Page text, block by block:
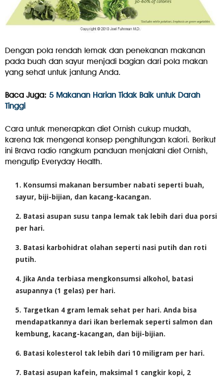
Dengan pola rendah lemak dan penekanan makanan
pada buah dan sayur menjadi bagian dari pola makan
yang sehat untuk jantung Anda.
Baca Juga: 5 Makanan Harian Tidak Baik untuk Darah
Tinggi
Cara untuk menerapkan diet Ornish cukup mudah,
karena tak mengenal konsep penghitungan kalori. Berikut
ini Brava radio rangkum panduan menjalani diet Ornish,
mengutip Everyday Health.
Konsumsi makanan bersumber nabati seperti buah,
sayur, biji-bijian, dan kacang-kacangan.
Batasi asupan susu tanpa lemak tak lebih dari dua porsi
per hari.
Batasi karbohidrat olahan seperti nasi putih dan roti
putih.
Jika Anda terbiasa mengkonsumsi alkohol, batasi
asupannya (1 gelas) per hari.
Targetkan 4 gram lemak sehat per hari. Anda bisa
mendapatkannya dari ikan berlemak seperti salmon dan
kembung, kacang-kacangan, dan biji-bijian.
Batasi kolesterol tak lebih dari 10 miligram per hari.
Batasi asupan kafein, maksimal 1 cangkir kopi, 2